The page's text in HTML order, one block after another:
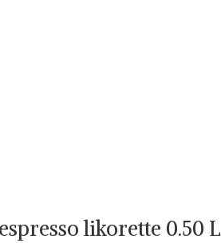
likorette 0.50 L